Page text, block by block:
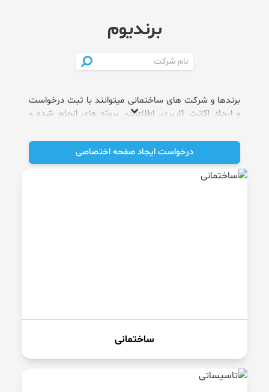
برندیوم
برندها و شرکت های ساختمانی میتوانند با ثبت درخواست
و ایجاد اکانت کاربری، اطلاعات، پروژه های انجام شده و
سازندگان و دیگر افرادی که در این حوزه فعالیت دارند
براحتی بتوانند با آن ها از طریق آقای املاک ارتباط بگیرند.
شما نیز میتوانید برترین برندها و شرکت های ساختمانی
حرفه ای را با توجه به تخصص مورد نظر در این صفحه از
درخواست ایجاد صفحه اختصاصی
ساختمانی